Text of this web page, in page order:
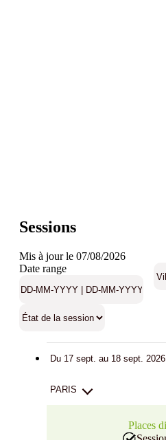
Sessions
Mis à jour le 07/08/2026
Date range
Du 17 sept. au 18 sept. 2026
PARIS
Places